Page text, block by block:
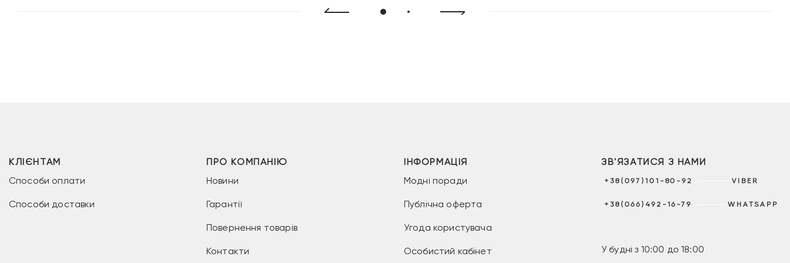
КЛІЄНТАМ
Способи оплати
Способи доставки
ПРО КОМПАНІЮ
Новини
Гарантії
Повернення товарів
Контакти
ІНФОРМАЦІЯ
Модні поради
Публічна оферта
Угода користувача
Особистий кабінет
ЗВ'ЯЗАТИСЯ З НАМИ
+38(097)101-80-92 VIBER
+38(066)492-16-79 WHATSAPP
У будні з 10:00 до 18:00